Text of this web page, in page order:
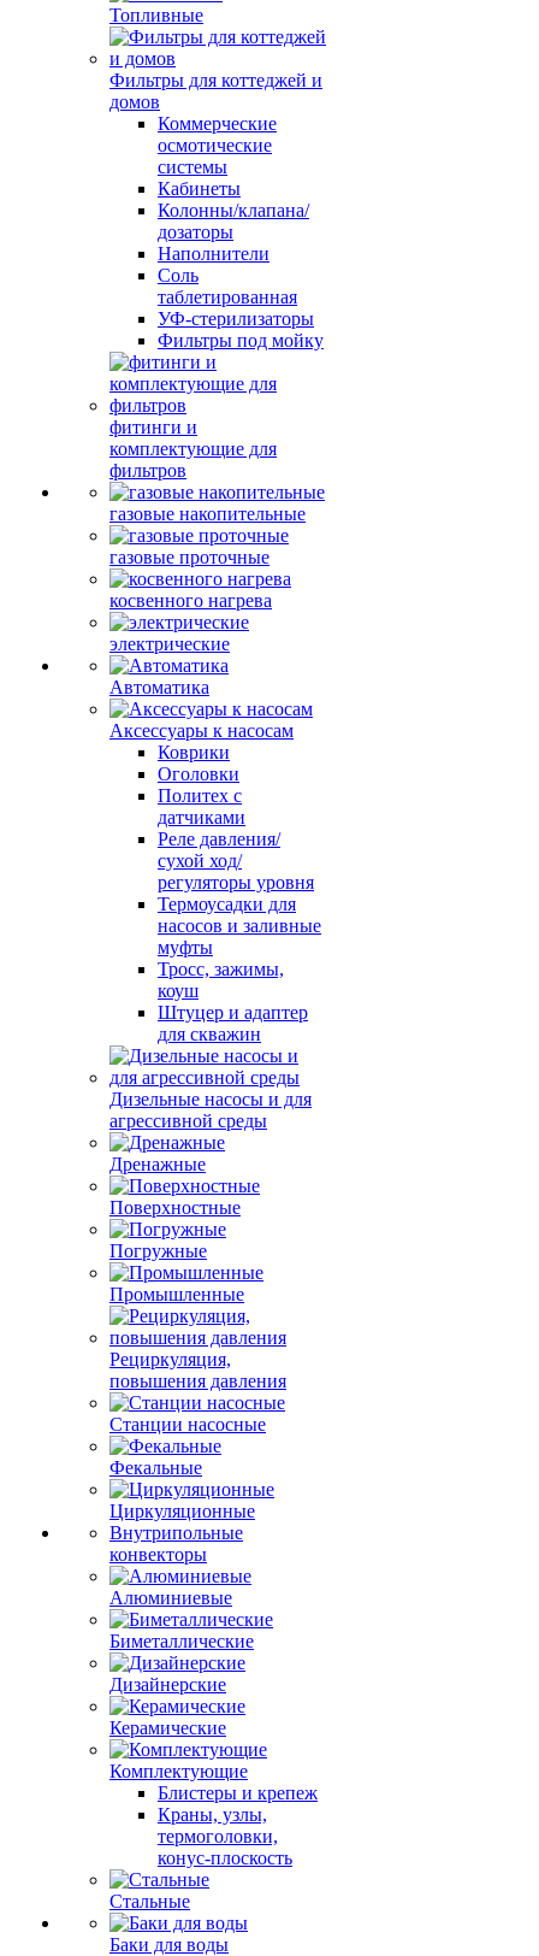
Топливные
Фильтры для коттеджей и
домов
Коммерческие
осмотические
системы
Кабинеты
Колонны/клапана/
дозаторы
Наполнители
Соль
таблетированная
УФ-стерилизаторы
Фильтры под мойку
фитинги и
комплектующие для
фильтров
газовые накопительные
газовые проточные
косвенного нагрева
электрические
Автоматика
Аксессуары к насосам
Коврики
Оголовки
Политех с
датчиками
Реле давления/
сухой ход/
регуляторы уровня
Термоусадки для
насосов и заливные
муфты
Тросс, зажимы,
коуш
Штуцер и адаптер
для скважин
Дизельные насосы и для
агрессивной среды
Дренажные
Поверхностные
Погружные
Промышленные
Рециркуляция,
повышения давления
Станции насосные
Фекальные
Циркуляционные
Внутрипольные
конвекторы
Алюминиевые
Биметаллические
Дизайнерские
Керамические
Комплектующие
Блистеры и крепеж
Краны, узлы,
термоголовки,
конус-плоскость
Стальные
Баки для воды